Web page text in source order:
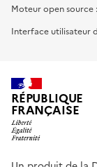
Moteur open source
Interface utilisateur
RÉPUBLIQUE
FRANÇAISE